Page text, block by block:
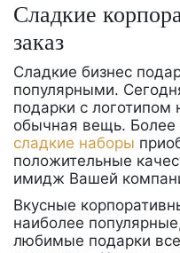
Сладкие
заказ
Сладкие бизнес
популярными.
подарки с
обычная вещь. Более
сладкие наборы
положительные
имидж Вашей
Вкусные
наиболее
любимые подарки